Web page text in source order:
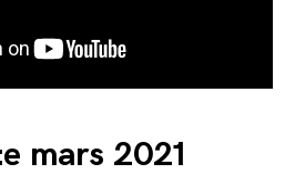
mars 2021